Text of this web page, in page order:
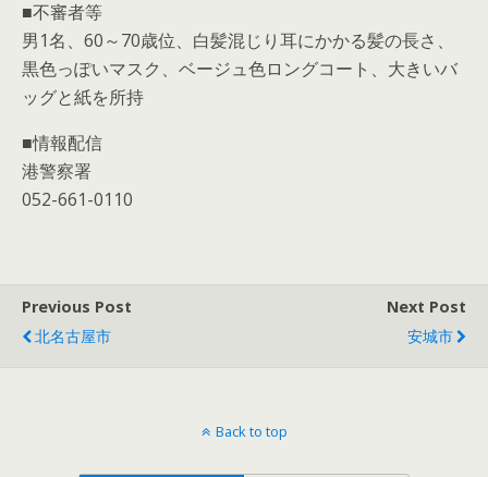
■不審者等
男1名、60～70歳位、白髪混じり耳にかかる髪の長さ、
黒色っぽいマスク、ベージュ色ロングコート、大きいバ
ッグと紙を所持
■情報配信
港警察署
052-661-0110
Previous Post
北名古屋市
Next Post
安城市
Back to top